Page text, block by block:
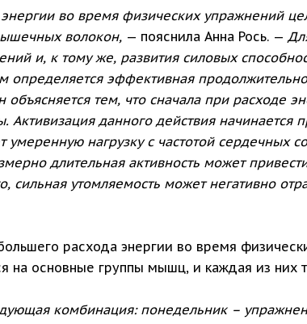
во время физических упражнений
волокон, — пояснила Анна Рось. —
и, к тому же, развития силовых
эффективная
тем, что сначала при расходе
Активизация данного действия начинается
умеренную нагрузку с частотой сердечных
длительная активность может
сильная утомляемость может негативно
расхода энергии во время
на основные группы мышц, и каждая из них
комбинация: понедельник –